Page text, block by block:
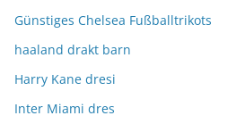
Günstiges Chelsea Fußballtrikots
haaland drakt barn
Harry Kane dresi
Inter Miami dres